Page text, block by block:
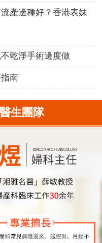
產邊種好？香港表妹
乾淨手術邊度做
南
生團隊